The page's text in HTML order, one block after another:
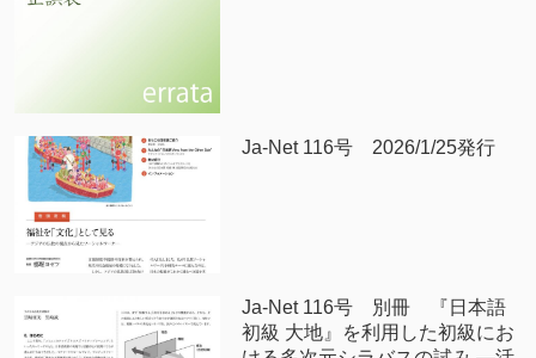
Ja-Net 116号 2026/1/25発行
Ja-Net 116号 別冊 『日本語
初級 大地』を利用した初級にお